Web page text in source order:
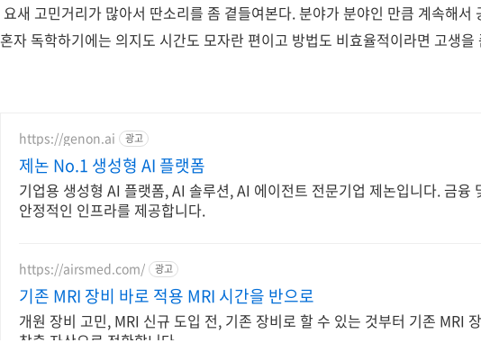
요새 고민거리가 많아서 딴소리를 좀 곁들여본다. 분야가 분야인 만큼 계속해
혼자 독학하기에는 의지도 시간도 모자란 편이고 방법도 비효율적이라면 고생
https://genon.ai 광고
제논 No.1 생성형 AI 플랫폼
기업용 생성형 AI 플랫폼, AI 솔루션, AI 에이전트 전문기업 제논입니다. 금융
안정적인 인프라를 제공합니다.
https://airsmed.com/ 광고
기존 MRI 장비 바로 적용 MRI 시간을 반으로
개원 장비 고민, MRI 신규 도입 전, 기존 장비로 할 수 있는 것부터 기존 MRI
창출 자산으로 전환합니다.